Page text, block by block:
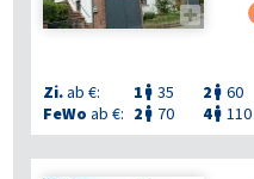

Zi.ab €: 1  35 2  60
FeWo ab €: 2  70 4 110